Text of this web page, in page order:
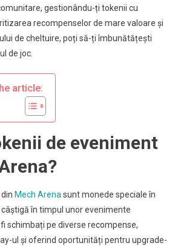
Recompenselor
Tale
gestionându-ți tokenii cu
recompenselor de mare valoare și
de cheltuire, poți să-ți îmbunătățești
de joc.
article:
de eveniment
Mech Arenasunt monede speciale în
în timpul unor evenimente
schimbați pe diverse recompense,
ul și oferind oportunități pentru upgrade-